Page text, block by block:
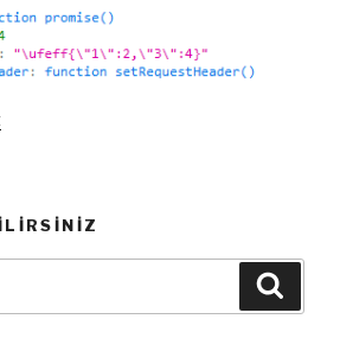
“Ajax
(
PHP